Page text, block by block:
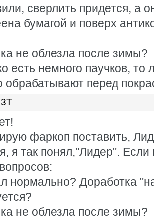
сверлить придется, а
бумагой и поверх
не облезла после зимы?
есть немного паучков, то
обрабатывают перед
фаркоп поставить,
я так понял,"Лидер". Если
нормально? Доработка
не облезла после зимы?